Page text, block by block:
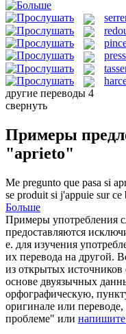
другие переводы 4
свернуть
Примеры
"aprieto"
Me pregunto que pasa si
se produit si j'appuie sur ce
Больше
Примеры употребления
предоставляются
е. для изучения
их перевода на другой.
из открытых
основе двуязычных
орфографическую,
оригинале или
проблеме" или